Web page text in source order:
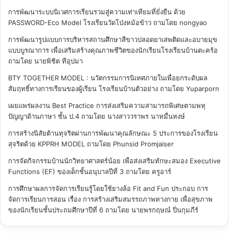
การพัฒนาระบบนิเวศการเรียนรวมสู่ความเท่าเทียมที่ยั่งยืน ด้วย
PASSWORD-Eco Model โรงเรียนวัดโป่งหม้อข้าว ถามโดย nongyao
การพัฒนารูปแบบการบริหารสถานศึกษาสีขาวปลอดยาเสพติดและอบายมุข
แบบบูรณาการ เพื่อเสริมสร้างคุณภาพชีวิตของนักเรียนโรงเรียนบ้านตะคร้อ
ถามโดย นายพิชิต ทีอุปมา
BTY TOGETHER MODEL : นวัตกรรมการนิเทศภายในเพื่อยกระดับผล
สัมฤทธิ์ทางการเรียนของผู้เรียน โรงเรียนบ้านตัวอย่าง ถามโดย Yuparporn
เผยแพร่ผลงาน Best Practice การส่งเสริมความสามารถพิเศษตามพหุ
ปัญญาด้านภาษา ชั้น ป.4 ถามโดย นางสาววราพร นาหมื่นหงษ์
การสร้างนิสัยต้านทุจริตผ่านการพัฒนาคุณลักษณะ 5 ประการของโรงเรียน
สุจริตด้วย KPPRH MODEL ถามโดย Phunsid Promjaiser
การจัดกิจกรรมบ้านนักวิทยาศาสตร์น้อย เพื่อส่งเสริมทักษะสมอง Executive
Functions (EF) ของเด็กชั้นอนุบาลปีที่ 3 ถามโดย ครูอาร์
การศึกษาผลการจัดการเรียนรู้โดยใช้ยางล้อ Fit and Fun ประกอบ การ
จัดการเรียนการสอน เรื่อง การสร้างเสริมสมรรถภาพทางกาย เพื่อสุขภาพ
ของนักเรียนชั้นประถมศึกษาปีที่ 6 ถามโดย นายพรกฤษณ์ ปิ่นกุมภีร์